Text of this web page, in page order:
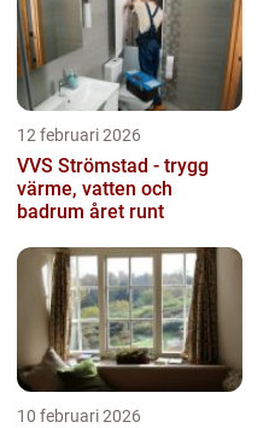
12 februari 2026
VVS Strömstad - trygg
värme, vatten och
badrum året runt
10 februari 2026